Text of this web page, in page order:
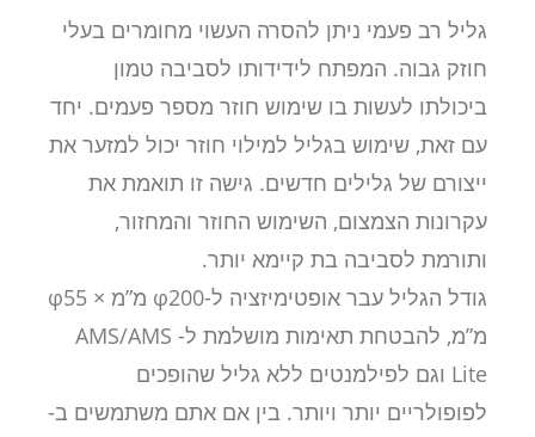
גליל רב פעמי ניתן להסרה העשוי מחומרים בעלי
חוזק גבוה. המפתח לידידותו לסביבה טמון
ביכולתו לעשות בו שימוש חוזר מספר פעמים. יחד
עם זאת, שימוש בגליל למילוי חוזר יכול למזער את
ייצורם של גלילים חדשים. גישה זו תואמת את
עקרונות הצמצום, השימוש החוזר והמחזור,
ותורמת לסביבה בת קיימא יותר.
גודל הגליל עבר אופטימיזציה ל-φ200 מ”מ × φ55
מ”מ, להבטחת תאימות מושלמת ל- AMS/AMS
Lite וגם לפילמנטים ללא גליל שהופכים
לפופולריים יותר ויותר. בין אם אתם משתמשים ב-